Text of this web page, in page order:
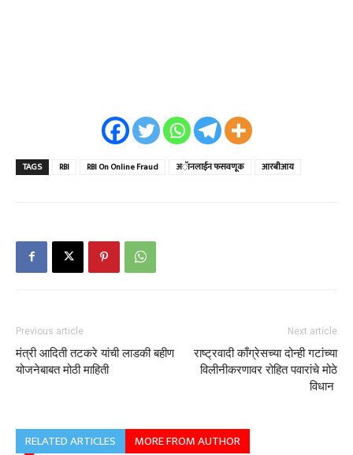
TAGS RBI RBI On Online Fraud अॅानलाईन फसवणूक आरबीआय
Previous article
मंत्री आदिती तटकरे यांची लाडकी बहीण
योजनेबाबत मोठी माहिती
Next article
राष्ट्रवादी काँग्रेसच्या दोन्ही गटांच्या
विलीनीकरणावर रोहित पवारांचे मोठे
विधान
RELATED ARTICLES MORE FROM AUTHOR